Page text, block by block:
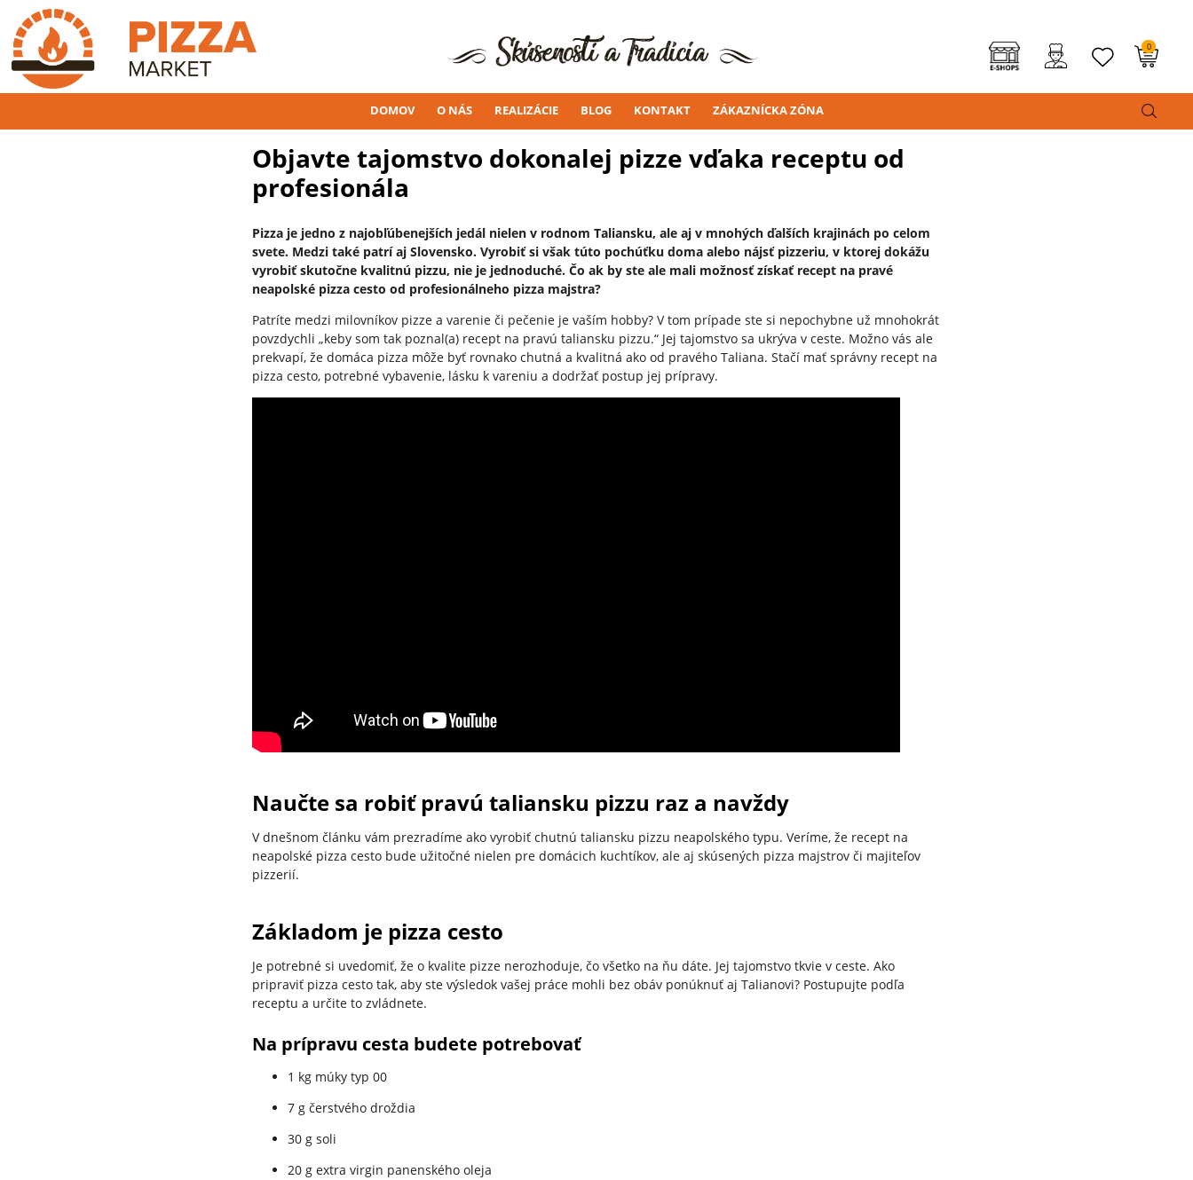
DOMOV O NÁS REALIZÁCIE BLOG KONTAKT ZÁKAZNÍCKA ZÓNA
0
Objavte tajomstvo dokonalej pizze vďaka receptu od
profesionála
Pizza je jedno z najobľúbenejších jedál nielen v rodnom Taliansku, ale aj v mnohých ďalších krajinách po celom
svete. Medzi také patrí aj Slovensko. Vyrobiť si však túto pochúťku doma alebo nájsť pizzeriu, v ktorej dokážu
vyrobiť skutočne kvalitnú pizzu, nie je jednoduché. Čo ak by ste ale mali možnosť získať recept na pravé
neapolské pizza cesto od profesionálneho pizza majstra?
Patríte medzi milovníkov pizze a varenie či pečenie je vaším hobby? V tom prípade ste si nepochybne už mnohokrát
povzdychli „keby som tak poznal(a) recept na pravú taliansku pizzu.“ Jej tajomstvo sa ukrýva v ceste. Možno vás ale
prekvapí, že domáca pizza môže byť rovnako chutná a kvalitná ako od pravého Taliana. Stačí mať správny recept na
pizza cesto, potrebné vybavenie, lásku k vareniu a dodržať postup jej prípravy.
Naučte sa robiť pravú taliansku pizzu raz a navždy
V dnešnom článku vám prezradíme ako vyrobiť chutnú taliansku pizzu neapolského typu. Veríme, že recept na
neapolské pizza cesto bude užitočné nielen pre domácich kuchtíkov, ale aj skúsených pizza majstrov či majiteľov
pizzerií.
Základom je pizza cesto
Je potrebné si uvedomiť, že o kvalite pizze nerozhoduje, čo všetko na ňu dáte. Jej tajomstvo tkvie v ceste. Ako
pripraviť pizza cesto tak, aby ste výsledok vašej práce mohli bez obáv ponúknuť aj Talianovi? Postupujte podľa
receptu a určite to zvládnete.
Na prípravu cesta budete potrebovať
1 kg múky typ 00
7 g čerstvého droždia
30 g soli
20 g extra virgin panenského oleja